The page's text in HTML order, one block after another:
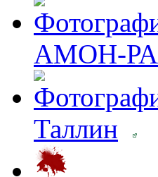
АМОН-РА
Таллин